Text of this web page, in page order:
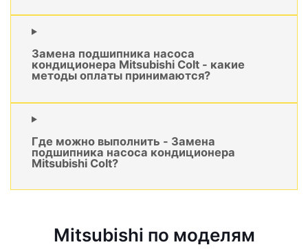
Замена подшипника насоса
кондиционера Mitsubishi Colt - какие
методы оплаты принимаются?
Где можно выполнить - Замена
подшипника насоса кондиционера
Mitsubishi Colt?
Mitsubishi по моделям